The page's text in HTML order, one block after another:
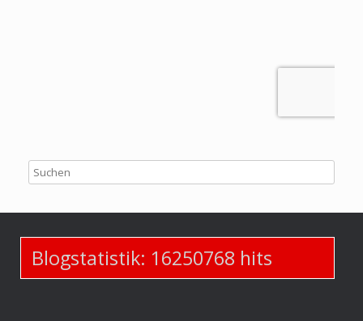
Blogstatistik: 16250768 hits